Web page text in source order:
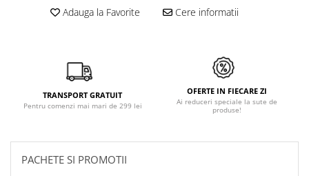
Adauga la Favorite Cere informatii
TRANSPORT GRATUIT
Pentru comenzi mai mari de 299 lei
OFERTE IN FIECARE ZI
Ai reduceri speciale la sute de
produse!
PACHETE SI PROMOTII